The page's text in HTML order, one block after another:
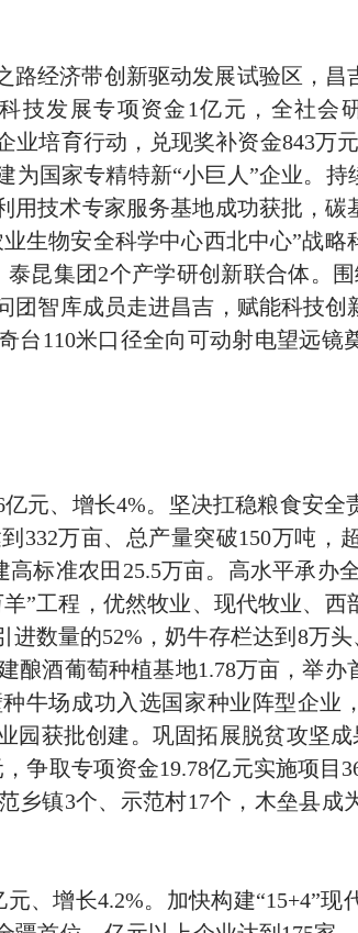
路经济带创新驱动发展试验区，
科技发展专项资金1亿元，全社会
业培育行动，兑现奖补资金843万
为国家专精特新“小巨人”企业。持
技术专家服务基地成功获批，
业生物安全科学中心西北中心”战略
泰昆集团2个产学研创新联合体。
团智库成员走进昌吉，赋能科技
台110米口径全向可动射电望远镜
亿元、增长4%。坚决扛稳粮食安全
332万亩、总产量突破150万吨，
高标准农田 25.5万亩。高水平承办
羊”工程，优然牧业、现代牧业、
进数量的52% ，奶牛存栏达到 8万头
酿酒葡萄种植基地1.78万亩，举办
牛场成功入选国家种业阵型企业
园获批创建。巩固拓展脱贫攻坚
争取专项资金19.78亿元实施项目
乡镇3个、示范村17个，木垒县成
元、增长4.2%。加快构建“15+4”现